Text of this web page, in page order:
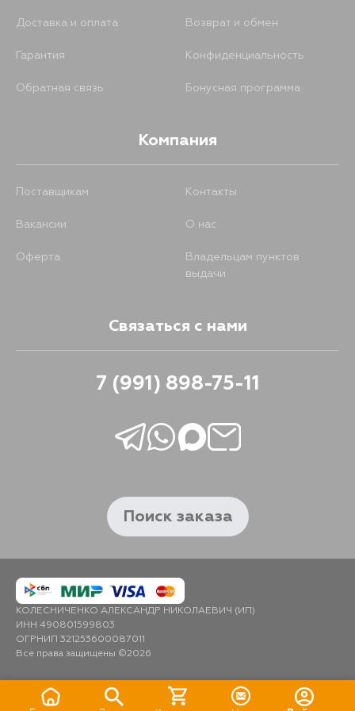
Доставка и оплата Возврат и обмен
Гарантия Конфиденциальность
Обратная связь Бонусная программа
Компания
Поставщикам Контакты
Вакансии О нас
Оферта
Владельцам пунктов
выдачи
Связаться с нами
7 (991) 898-75-11
Поиск заказа
КОЛЕСНИЧЕНКО АЛЕКСАНДР НИКОЛАЕВИЧ (ИП)
ИНН 490801599803
ОГРНИП 321253600087011
Все права защищены ©2026